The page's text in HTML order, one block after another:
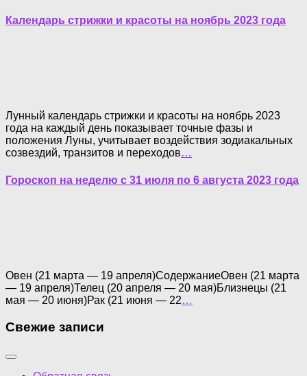
Календарь стрижки и красоты на ноябрь 2023 года
Лунный календарь стрижки и красоты на ноябрь 2023
года на каждый день показывает точные фазы и
положения Луны, учитывает воздействия зодиакальных
созвездий, транзитов и переходов…
Гороскоп на неделю с 31 июля по 6 августа 2023 года
Овен (21 марта — 19 апреля)СодержаниеОвен (21 марта
— 19 апреля)Телец (20 апреля — 20 мая)Близнецы (21
мая — 20 июня)Рак (21 июня — 22…
Свежие записи